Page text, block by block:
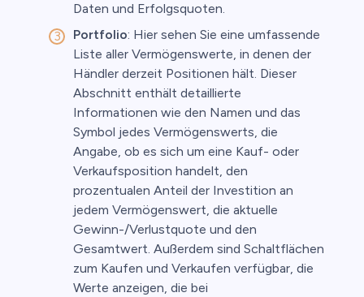
Daten und Erfolgsquoten.
Portfolio: Hier sehen Sie eine umfassende
Liste aller Vermögenswerte, in denen der
Händler derzeit Positionen hält. Dieser
Abschnitt enthält detaillierte
Informationen wie den Namen und das
Symbol jedes Vermögenswerts, die
Angabe, ob es sich um eine Kauf- oder
Verkaufsposition handelt, den
prozentualen Anteil der Investition an
jedem Vermögenswert, die aktuelle
Gewinn-/Verlustquote und den
Gesamtwert. Außerdem sind Schaltflächen
zum Kaufen und Verkaufen verfügbar, die
Werte anzeigen, die bei